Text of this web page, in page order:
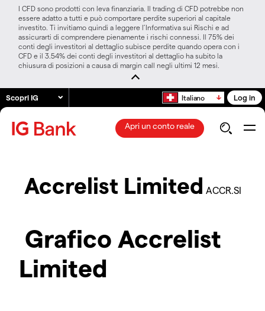
I CFD sono prodotti con leva finanziaria. Il trading di CFD potrebbe non
essere adatto a tutti e può comportare perdite superiori al capitale
investito. Ti invitiamo quindi a leggere l’Informativa sui Rischi e ad
assicurarti di comprendere pienamente i rischi connessi. Il 75% dei
conti degli investitori al dettaglio subisce perdite quando opera con i
CFD e il 3.54% dei conti degli investitori al dettaglio ha subito la
chiusura di posizioni a causa di margin call negli ultimi 12 mesi.
Scopri IG Italiano Log in
Apri un conto reale
Accrelist Limited ACCR.SI
Grafico Accrelist
Limited